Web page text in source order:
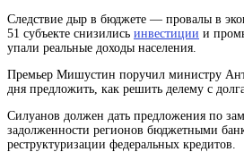
Следствие дыр в бюджете — провалы в
51 субъекте снизились инвестиции и
упали реальные доходы населения.
Премьер Мишустин поручил министру
дня предложить, как решить делему с
Силуанов должен дать предложения по
задолженности регионов бюджетными
реструктуризации федеральных кредитов.